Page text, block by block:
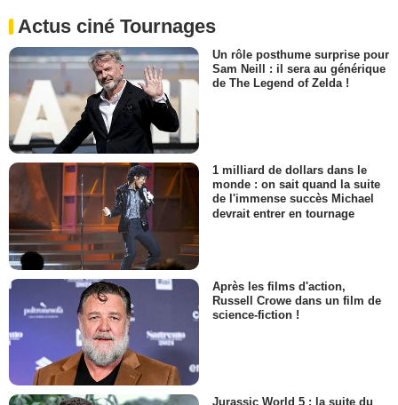
Actus ciné Tournages
Un rôle posthume surprise pour
Sam Neill : il sera au générique
de The Legend of Zelda !
1 milliard de dollars dans le
monde : on sait quand la suite
de l'immense succès Michael
devrait entrer en tournage
Après les films d'action,
Russell Crowe dans un film de
science-fiction !
Jurassic World 5 : la suite du